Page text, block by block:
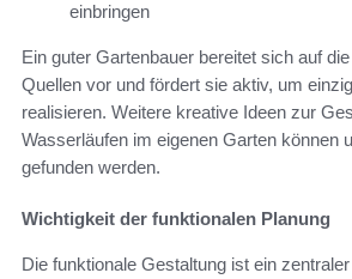
einbringen
Ein guter Gartenbauer bereitet sich auf
Quellen vor und fördert sie aktiv, um
realisieren. Weitere kreative Ideen zur
Wasserläufen im eigenen Garten können
gefunden werden.
Wichtigkeit der funktionalen Planung
Die funktionale Gestaltung ist ein